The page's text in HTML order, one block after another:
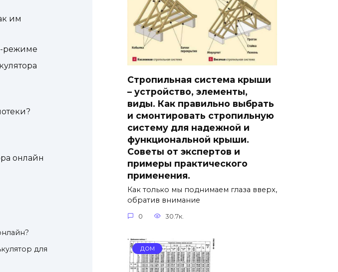
им
режиме
онлайн
для
Стропильная система крыши
– устройство, элементы,
виды. Как правильно выбрать
и смонтировать стропильную
систему для надежной и
функциональной крыши.
Советы от экспертов и
примеры практического
применения.
Как только мы поднимаем глаза вверх,
обратив внимание
0 30.7к.
ДОМ